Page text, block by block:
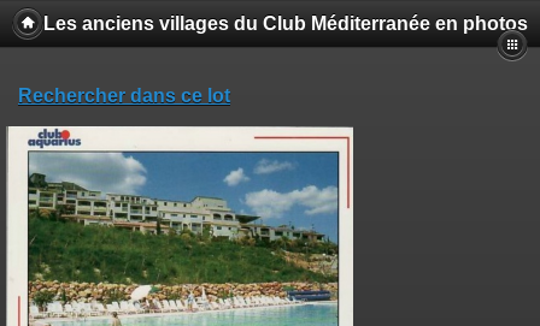
Les anciens villages du Club Méditerranée en photos
Rechercher dans ce lot